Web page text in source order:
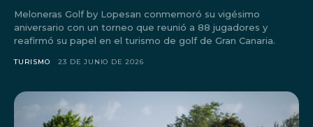
Meloneras Golf by Lopesan conmemoró su vigésimo
aniversario con un torneo que reunió a 88 jugadores y
reafirmó su papel en el turismo de golf de Gran Canaria.
TURISMO 23 DE JUNIO DE 2026